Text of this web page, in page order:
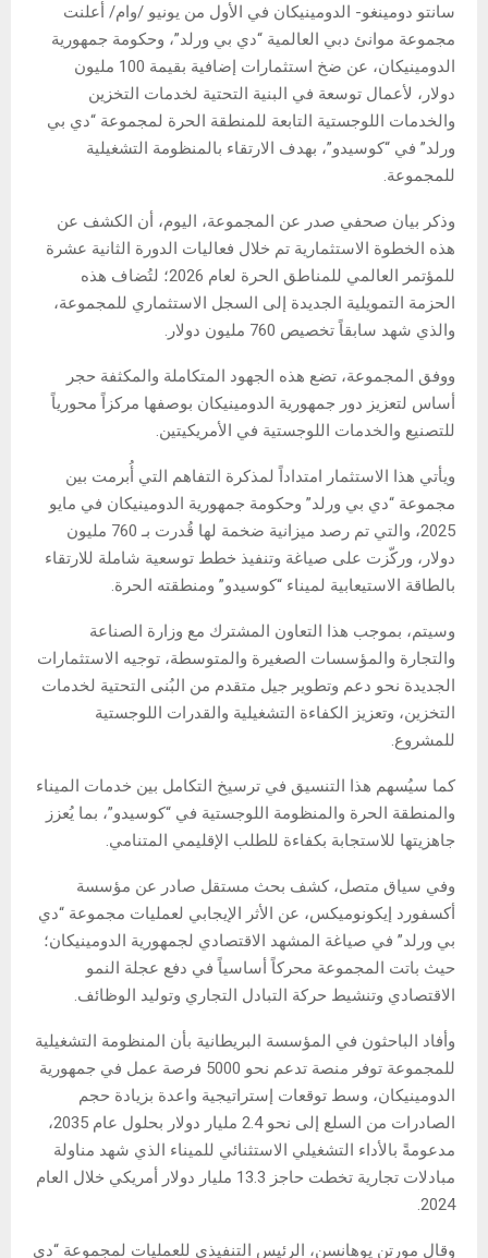
سانتو دومينغو- الدومينيكان في الأول من يونيو /وام/ أعلنت
مجموعة موانئ دبي العالمية “دي بي ورلد”، وحكومة جمهورية
الدومينيكان، عن ضخ استثمارات إضافية بقيمة 100 مليون
دولار، لأعمال توسعة في البنية التحتية لخدمات التخزين
والخدمات اللوجستية التابعة للمنطقة الحرة لمجموعة “دي بي
ورلد” في “كوسيدو”، بهدف الارتقاء بالمنظومة التشغيلية
للمجموعة.
وذكر بيان صحفي صدر عن المجموعة، اليوم، أن الكشف عن
هذه الخطوة الاستثمارية تم خلال فعاليات الدورة الثانية عشرة
للمؤتمر العالمي للمناطق الحرة لعام 2026؛ لتُضاف هذه
الحزمة التمويلية الجديدة إلى السجل الاستثماري للمجموعة،
والذي شهد سابقاً تخصيص 760 مليون دولار.
ووفق المجموعة، تضع هذه الجهود المتكاملة والمكثفة حجر
أساس لتعزيز دور جمهورية الدومينيكان بوصفها مركزاً محورياً
للتصنيع والخدمات اللوجستية في الأمريكيتين.
ويأتي هذا الاستثمار امتداداً لمذكرة التفاهم التي أُبرمت بين
مجموعة “دي بي ورلد” وحكومة جمهورية الدومينيكان في مايو
2025، والتي تم رصد ميزانية ضخمة لها قُدرت بـ 760 مليون
دولار، وركّزت على صياغة وتنفيذ خطط توسعية شاملة للارتقاء
بالطاقة الاستيعابية لميناء “كوسيدو” ومنطقته الحرة.
وسيتم، بموجب هذا التعاون المشترك مع وزارة الصناعة
والتجارة والمؤسسات الصغيرة والمتوسطة، توجيه الاستثمارات
الجديدة نحو دعم وتطوير جيل متقدم من البُنى التحتية لخدمات
التخزين، وتعزيز الكفاءة التشغيلية والقدرات اللوجستية
للمشروع.
كما سيُسهم هذا التنسيق في ترسيخ التكامل بين خدمات الميناء
والمنطقة الحرة والمنظومة اللوجستية في “كوسيدو”، بما يُعزز
جاهزيتها للاستجابة بكفاءة للطلب الإقليمي المتنامي.
وفي سياق متصل، كشف بحث مستقل صادر عن مؤسسة
أكسفورد إيكونوميكس، عن الأثر الإيجابي لعمليات مجموعة “دي
بي ورلد” في صياغة المشهد الاقتصادي لجمهورية الدومينيكان؛
حيث باتت المجموعة محركاً أساسياً في دفع عجلة النمو
الاقتصادي وتنشيط حركة التبادل التجاري وتوليد الوظائف.
وأفاد الباحثون في المؤسسة البريطانية بأن المنظومة التشغيلية
للمجموعة توفر منصة تدعم نحو 5000 فرصة عمل في جمهورية
الدومينيكان، وسط توقعات إستراتيجية واعدة بزيادة حجم
الصادرات من السلع إلى نحو 2.4 مليار دولار بحلول عام 2035،
مدعومةً بالأداء التشغيلي الاستثنائي للميناء الذي شهد مناولة
مبادلات تجارية تخطت حاجز 13.3 مليار دولار أمريكي خلال العام
2024.
وقال مورتن يوهانسن، الرئيس التنفيذي للعمليات لمجموعة “دي